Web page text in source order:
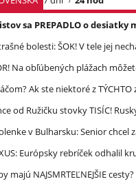
sa PREPADLO o desiatky
bolesti: ŠOK! V tele jej
Na obľúbených plážach
Ak ste niektoré z
od Ružičku stovky TISÍC!
v Bulharsku: Senior
Európsky rebríček odhalil
majú NAJSMRTEĽNEJŠIE